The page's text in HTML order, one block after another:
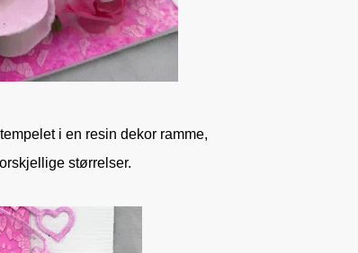
i en resin dekor ramme,
størrelser.